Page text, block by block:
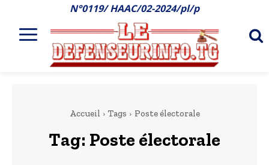
N°0119/ HAAC/02-2024/pl/p
Accueil Tags Poste électorale
Tag: Poste électorale